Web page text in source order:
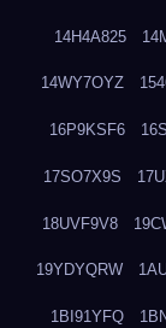
14H4A825
14WY7OYZ
16P9KSF6
17SO7X9S
18UVF9V8
19YDYQRW
1BI91YFQ